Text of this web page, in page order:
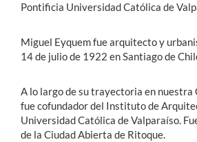
Pontificia Universidad Católica de
Miguel Eyquem fue arquitecto y
14 de julio de 1922 en Santiago de
A lo largo de su trayectoria en nuestra
fue cofundador del Instituto de
Universidad Católica de Valparaíso.
de la Ciudad Abierta de Ritoque.